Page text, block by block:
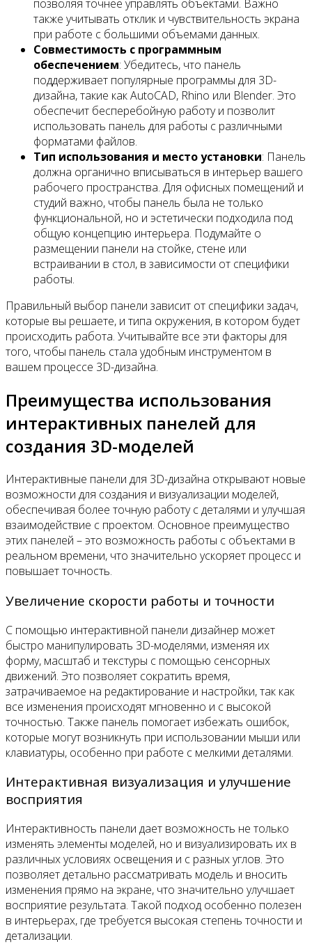
позволяя точнее управлять объектами. Важно
также учитывать отклик и чувствительность экрана
при работе с большими объемами данных.
Совместимость с программным
обеспечением: Убедитесь, что панель
поддерживает популярные программы для 3D-
дизайна, такие как AutoCAD, Rhino или Blender. Это
обеспечит бесперебойную работу и позволит
использовать панель для работы с различными
форматами файлов.
Тип использования и место установки: Панель
должна органично вписываться в интерьер вашего
рабочего пространства. Для офисных помещений и
студий важно, чтобы панель была не только
функциональной, но и эстетически подходила под
общую концепцию интерьера. Подумайте о
размещении панели на стойке, стене или
встраивании в стол, в зависимости от специфики
работы.
Правильный выбор панели зависит от специфики задач,
которые вы решаете, и типа окружения, в котором будет
происходить работа. Учитывайте все эти факторы для
того, чтобы панель стала удобным инструментом в
вашем процессе 3D-дизайна.
Преимущества использования
интерактивных панелей для
создания 3D-моделей
Интерактивные панели для 3D-дизайна открывают новые
возможности для создания и визуализации моделей,
обеспечивая более точную работу с деталями и улучшая
взаимодействие с проектом. Основное преимущество
этих панелей – это возможность работы с объектами в
реальном времени, что значительно ускоряет процесс и
повышает точность.
Увеличение скорости работы и точности
С помощью интерактивной панели дизайнер может
быстро манипулировать 3D-моделями, изменяя их
форму, масштаб и текстуры с помощью сенсорных
движений. Это позволяет сократить время,
затрачиваемое на редактирование и настройки, так как
все изменения происходят мгновенно и с высокой
точностью. Также панель помогает избежать ошибок,
которые могут возникнуть при использовании мыши или
клавиатуры, особенно при работе с мелкими деталями.
Интерактивная визуализация и улучшение
восприятия
Интерактивность панели дает возможность не только
изменять элементы моделей, но и визуализировать их в
различных условиях освещения и с разных углов. Это
позволяет детально рассматривать модель и вносить
изменения прямо на экране, что значительно улучшает
восприятие результата. Такой подход особенно полезен
в интерьерах, где требуется высокая степень точности и
детализации.